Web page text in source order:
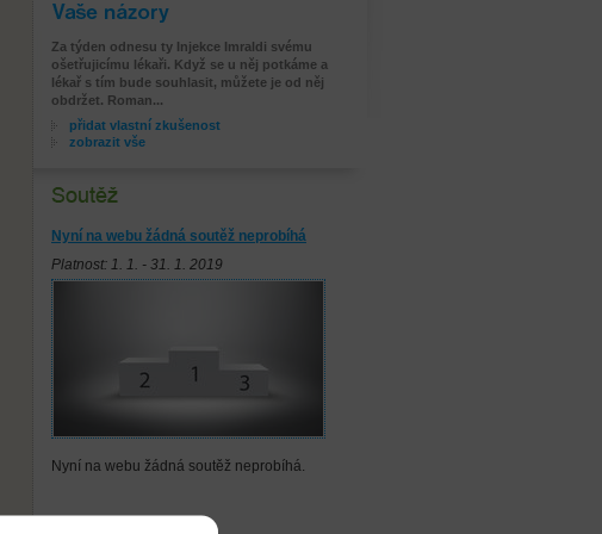
Vaše zkušenosti
Za týden odnesu ty Injekce Imraldi svému
ošetřujicímu lékaři. Když se u něj potkáme a
lékař s tím bude souhlasit, můžete je od něj
obdržet. Roman...
přidat vlastní zkušenost
zobrazit vše
Nyní na webu žádná soutěž neprobíhá
Platnost: 1. 1. - 31. 1. 2019
Nyní na webu žádná soutěž neprobíhá.